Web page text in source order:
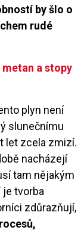
by šlo o
rudé
a stopy
plyn není
slunečnímu
let zcela zmizí.
nacházejí
tam nějakým
tvorba
zdůrazňují,